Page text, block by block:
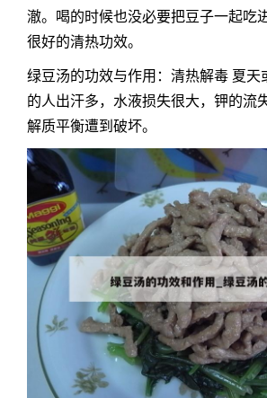
澈。喝的时候也没必要把豆子一起吃
很好的清热功效。
绿豆汤的功效与作用：清热解毒 夏天
的人出汗多，水液损失很大，钾的流
解质平衡遭到破坏。